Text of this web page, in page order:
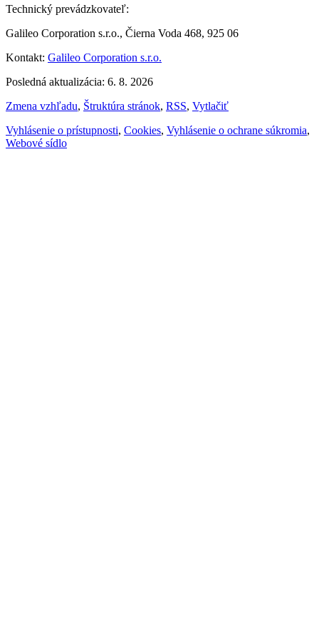
Technický prevádzkovateľ:
Galileo Corporation s.r.o., Čierna Voda 468, 925 06
Kontakt: Galileo Corporation s.r.o.
Posledná aktualizácia: 6. 8. 2026
Zmena vzhľadu, Štruktúra stránok, RSS, Vytlačiť
Vyhlásenie o prístupnosti, Cookies, Vyhlásenie o ochrane súkromia,
Webové sídlo